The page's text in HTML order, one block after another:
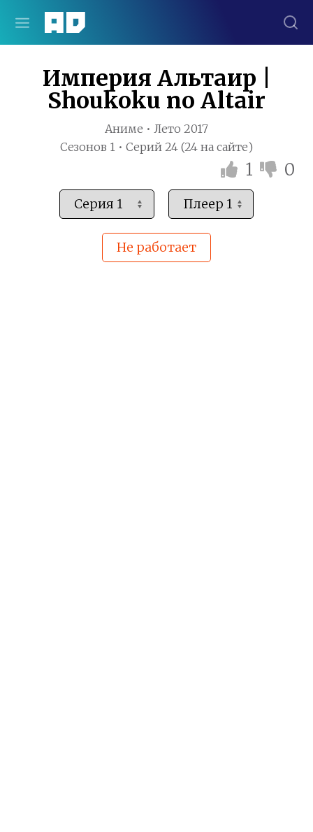
Империя Альтаир |
Shoukoku no Altair
Аниме • Лето 2017
Сезонов 1 • Серий 24 (24 на сайте)
1 0
Не работает